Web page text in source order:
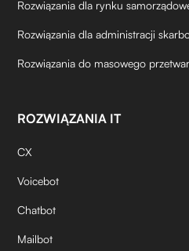
Rozwiązania dla rynku
Rozwiązania dla administracji
Rozwiązania do masowego
ROZWIĄZANIA IT
CX
Voicebot
Chatbot
Mailbot